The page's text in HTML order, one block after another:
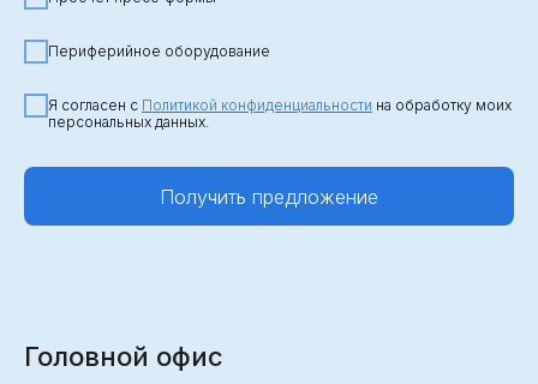
Периферийное оборудование
Я согласен с Политикой конфиденциальности на обработку моих
персональных данных.
Получить предложение
Головной офис